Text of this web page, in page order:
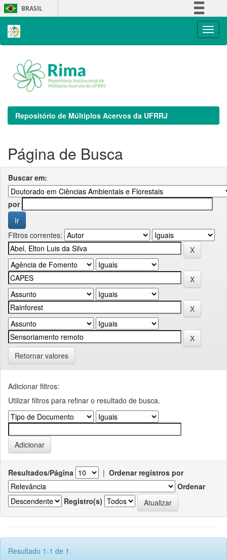
Skip
navigation
BRASIL
Repositório de Múltiplos Acervos da UFRRJ
Página de Busca
Buscar em:
por
Filtros correntes:
Retornar valores
Adicionar filtros:
Utilizar filtros para refinar o resultado de busca.
Resultados/Página | Ordenar registros por
Ordenar
Registro(s)
Resultado 1-1 de 1.